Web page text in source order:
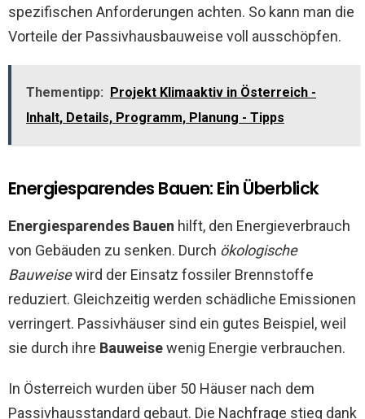
spezifischen Anforderungen achten. So kann man die
Vorteile der Passivhausbauweise voll ausschöpfen.
Thementipp: Projekt Klimaaktiv in Österreich -
Inhalt, Details, Programm, Planung - Tipps
Energiesparendes Bauen: Ein Überblick
Energiesparendes Bauen hilft, den Energieverbrauch
von Gebäuden zu senken. Durch ökologische
Bauweisewird der Einsatz fossiler Brennstoffe
reduziert. Gleichzeitig werden schädliche Emissionen
verringert. Passivhäuser sind ein gutes Beispiel, weil
sie durch ihre Bauweisewenig Energie verbrauchen.
In Österreich wurden über 50 Häuser nach dem
Passivhausstandard gebaut. Die Nachfrage stieg dank